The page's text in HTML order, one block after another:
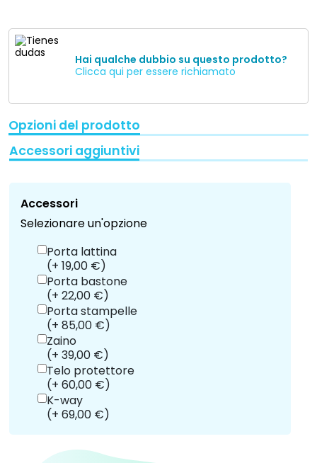
Hai qualche dubbio su questo prodotto?
Clicca qui per essere richiamato
Opzioni del prodotto
Accessori aggiuntivi
Accessori
Selezionare un'opzione
Porta lattina
(+ 19,00 €)
Porta bastone
(+ 22,00 €)
Porta stampelle
(+ 85,00 €)
Zaino
(+ 39,00 €)
Telo protettore
(+ 60,00 €)
K-way
(+ 69,00 €)